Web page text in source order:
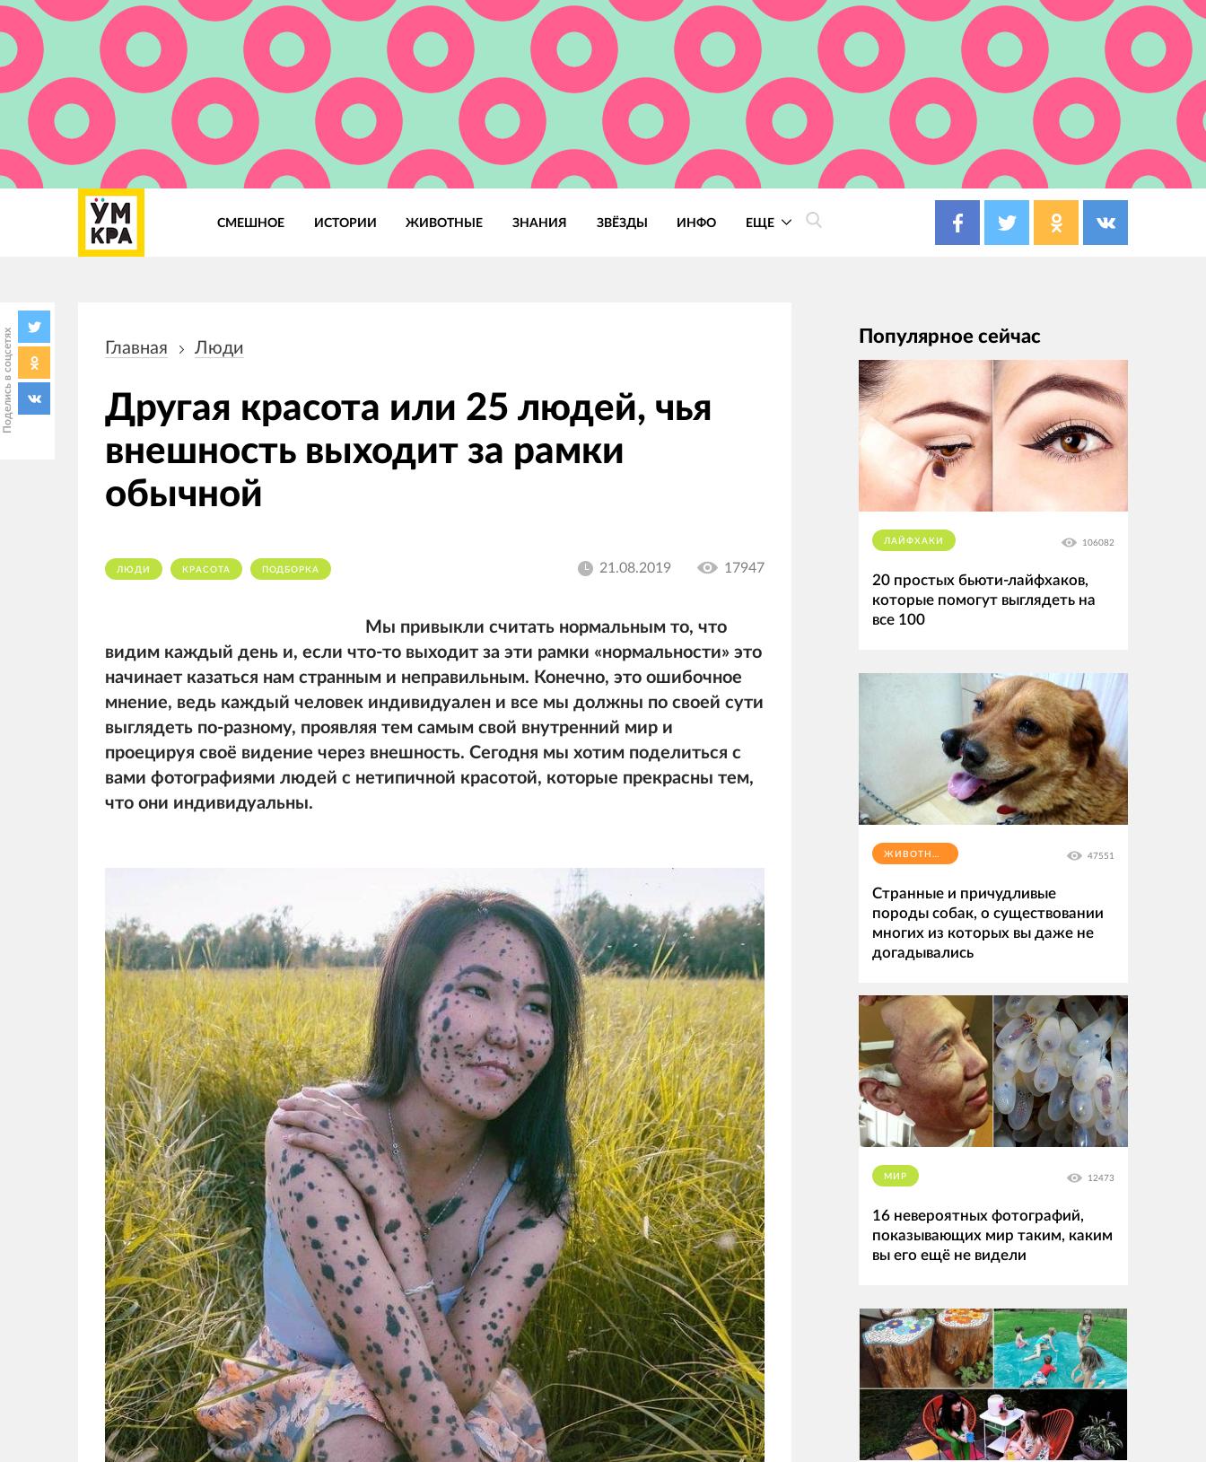
СМЕШНОЕ ИСТОРИИ ЖИВОТНЫЕ ЗНАНИЯ ЗВЁЗДЫ ИНФО ЕЩЕ
Поделись в соцсетях навигации
Главная Люди
Другая красота или 25 людей, чья
внешность выходит за рамки
обычной
ЛЮДИ КРАСОТА ПОДБОРКА 21.08.2019 17947
Мы привыкли считать нормальным то, что
видим каждый день и, если что-то выходит за эти рамки «нормальности» это
начинает казаться нам странным и неправильным. Конечно, это ошибочное
мнение, ведь каждый человек индивидуален и все мы должны по своей сути
выглядеть по-разному, проявляя тем самым свой внутренний мир и
проецируя своё видение через внешность. Сегодня мы хотим поделиться с
вами фотографиями людей с нетипичной красотой, которые прекрасны тем,
что они индивидуальны.
Популярное сейчас
ЛАЙФХАКИ 106082
20 простых бьюти-лайфхаков,
которые помогут выглядеть на
все 100
ЖИВОТНЫЕ 47551
Странные и причудливые
породы собак, о существовании
многих из которых вы даже не
догадывались
МИР 12473
16 невероятных фотографий,
показывающих мир таким, каким
вы его ещё не видели